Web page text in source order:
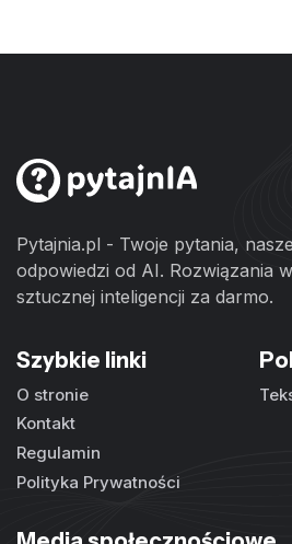
Pytajnia.pl - Twoje pytania,
odpowiedzi od AI. Rozwiązania
sztucznej inteligencji za darmo.
Szybkie linki
O stronie
Kontakt
Regulamin
Polityka Prywatności